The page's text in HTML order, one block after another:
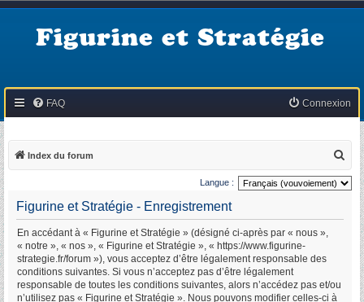
Figurine et Stratégie
FAQ Connexion
Index du forum
e
c
Langue :
Figurine et Stratégie - Enregistrement
En accédant à « Figurine et Stratégie » (désigné ci-après par « nous »,
« notre », « nos », « Figurine et Stratégie », « https://www.figurine-
strategie.fr/forum »), vous acceptez d’être légalement responsable des
conditions suivantes. Si vous n’acceptez pas d’être légalement
responsable de toutes les conditions suivantes, alors n’accédez pas et/ou
n’utilisez pas « Figurine et Stratégie ». Nous pouvons modifier celles-ci à